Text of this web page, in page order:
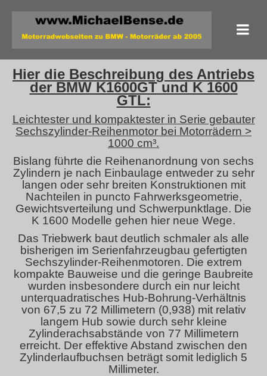
Hier die Beschreibung des Antriebs
der BMW K1600GT und K 1600
GTL:
Leichtester und kompaktester in Serie gebauter
Sechszylinder-Reihenmotor bei Motorrädern >
1000 cm³.
Bislang führte die Reihenanordnung von sechs
Zylindern je nach Einbaulage entweder zu sehr
langen oder sehr breiten Konstruktionen mit
Nachteilen in puncto Fahrwerksgeometrie,
Gewichtsverteilung und Schwerpunktlage. Die
K 1600 Modelle gehen hier neue Wege.
Das Triebwerk baut deutlich schmaler als alle
bisherigen im Serienfahrzeugbau gefertigten
Sechszylinder-Reihenmotoren. Die extrem
kompakte Bauweise und die geringe Baubreite
wurden insbesondere durch ein nur leicht
unterquadratisches Hub-Bohrung-Verhältnis
von 67,5 zu 72 Millimetern (0,938) mit relativ
langem Hub sowie durch sehr kleine
Zylinderachsabstände von 77 Millimetern
erreicht. Der effektive Abstand zwischen den
Zylinderlaufbuchsen beträgt somit lediglich 5
Millimeter.